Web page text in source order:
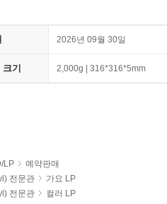
2026년 09월 30일
기 2,000g | 316*316*5mm
LP
예약판매
전문관
가요 LP
전문관 컬러 LP